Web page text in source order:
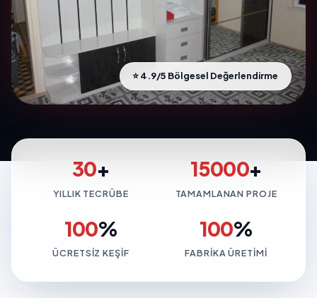
⭐ 4.9/5 Bölgesel Değerlendirme
30+
YILLIK TECRÜBE
15000+
TAMAMLANAN PROJE
100%
ÜCRETSIZ KEŞIF
100%
FABRIKA ÜRETIMI